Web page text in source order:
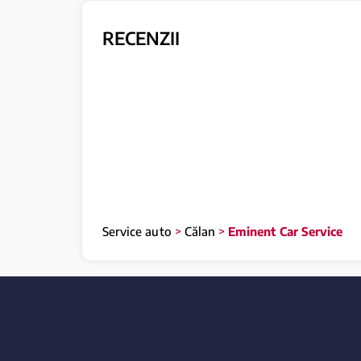
RECENZII
Service auto > Călan > Eminent Car Service